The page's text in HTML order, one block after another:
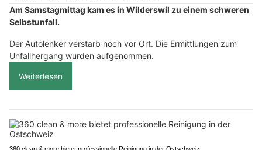
Am Samstagmittag kam es in Wilderswil zu einem schweren
Selbstunfall.
Der Autolenker verstarb noch vor Ort. Die Ermittlungen zum
Unfallhergang wurden aufgenommen.
Weiterlesen